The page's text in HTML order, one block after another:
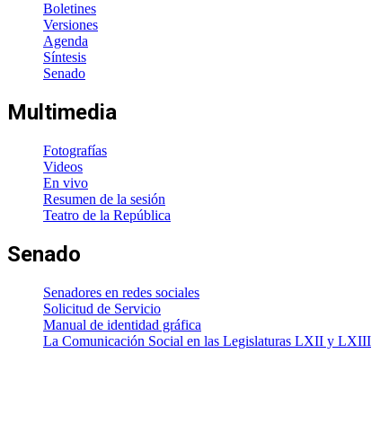
Boletines
Versiones
Agenda
Síntesis
Senado
Multimedia
Fotografías
Videos
En vivo
Resumen de la sesión
Teatro de la República
Senado
Senadores en redes sociales
Solicitud de Servicio
Manual de identidad gráfica
La Comunicación Social en las Legislaturas LXII y LXIII